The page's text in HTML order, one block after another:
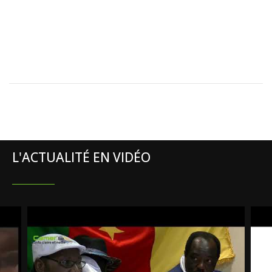
L'ACTUALITÉ EN VIDÉO